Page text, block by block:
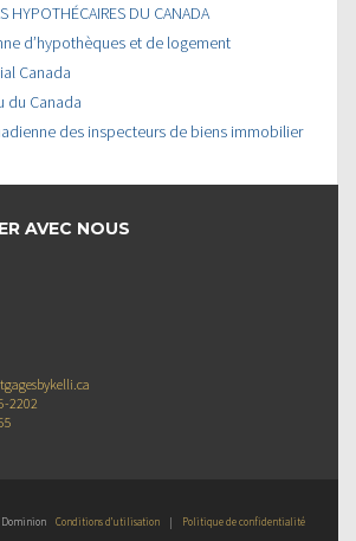
HYPOTHÉCAIRES DU CANADA
d’hypothèques et de logement
Canada
du Canada
des inspecteurs de biens immobilier
AVEC NOUS
2202
Dominion Conditions d’utilisation | Politique de confidentialité